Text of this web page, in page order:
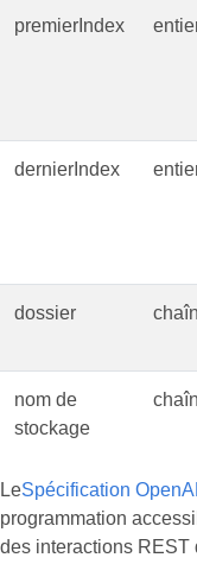
premierIndex
dernierIndex
dossier
nom de
stockage
LeSpécification
programmation
des interactions REST